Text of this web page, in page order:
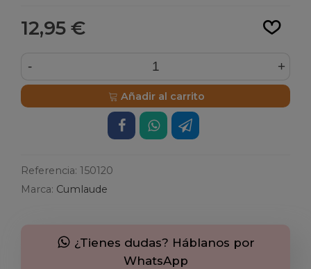
12,95 €
- +
Añadir al carrito
Referencia: 150120
Marca: Cumlaude
¿Tienes dudas? Háblanos por
WhatsApp